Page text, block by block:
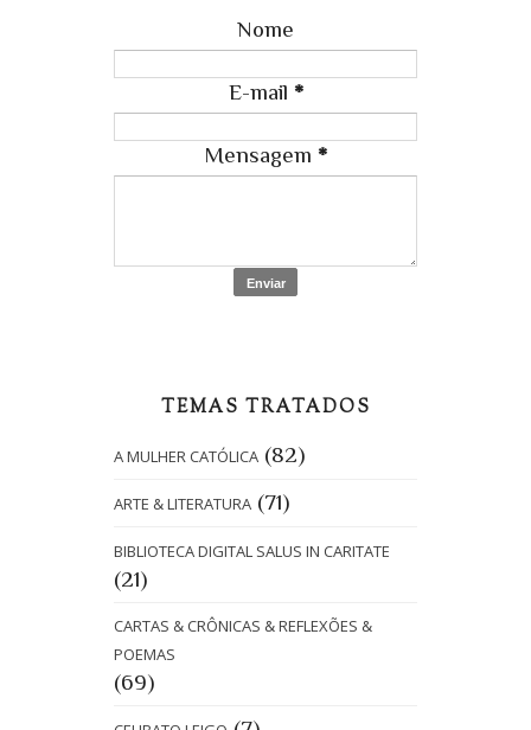
Nome
E-mail *
Mensagem *
TEMAS TRATADOS
A MULHER CATÓLICA (82)
ARTE & LITERATURA (71)
BIBLIOTECA DIGITAL SALUS IN CARITATE
(21)
CARTAS & CRÔNICAS & REFLEXÕES &
POEMAS
(69)